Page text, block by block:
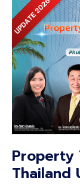
in
Phuket
2026”
Property
Thailand